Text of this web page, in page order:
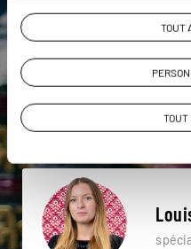
TOUT
TOUT
Bodnath Durbar
Quartier de Thamel
Monastère de Namo